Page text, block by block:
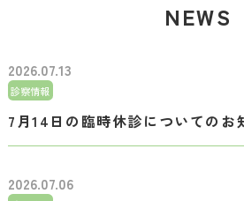
NEWS
2026.07.13
診察情報
7月14日の臨時休診についてのお
2026.07.06